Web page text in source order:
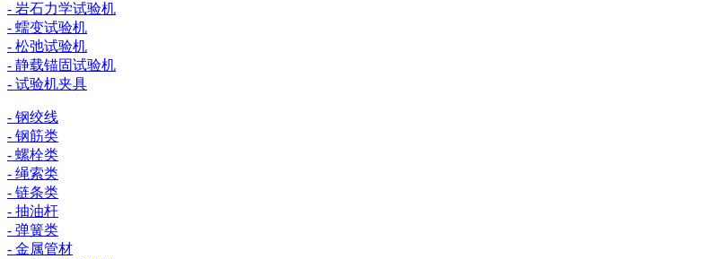
- 岩石力学试验机
- 蠕变试验机
- 松弛试验机
- 静载锚固试验机
- 试验机夹具
- 钢绞线
- 钢筋类
- 螺栓类
- 绳索类
- 链条类
- 抽油杆
- 弹簧类
- 金属管材